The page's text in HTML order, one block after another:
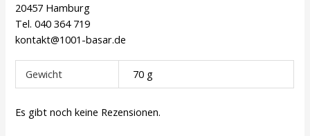
20457 Hamburg
Tel. 040 364 719
kontakt@1001-basar.de
Gewicht 70 g
Es gibt noch keine Rezensionen.